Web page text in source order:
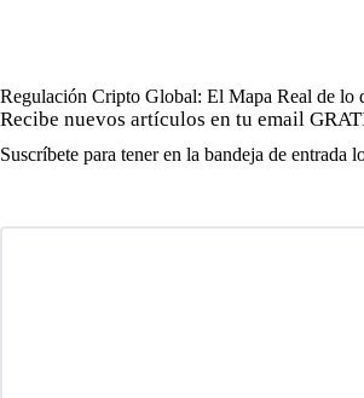
Regulación Cripto Global: El Mapa Real de lo
Recibe nuevos artículos en tu email
Suscríbete para tener en la bandeja de entrada